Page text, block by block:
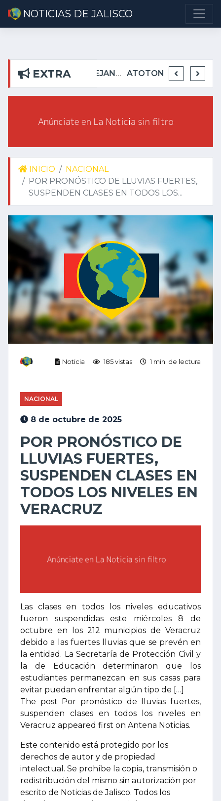
NOTICIAS DE JALISCO
EXTRA
DETIENEN EN TEUCHITLÁN A PRESUNTOS INTEGRANTES DE GRUPO DELICTIVO ATOTONILQUILLO INSEGURO Y AL VIRREY NO LE IMPORTA
INICIO
NACIONAL
POR PRONÓSTICO DE LLUVIAS FUERTES,
SUSPENDEN CLASES EN TODOS LOS...
Noticia 185 vistas 1 min. de lectura
NACIONAL
8 de octubre de 2025
POR PRONÓSTICO DE
LLUVIAS FUERTES,
SUSPENDEN CLASES EN
TODOS LOS NIVELES EN
VERACRUZ
Las clases en todos los niveles educativos
fueron suspendidas este miércoles 8 de
octubre en los 212 municipios de Veracruz
debido a las fuertes lluvias que se prevén en
la entidad. La Secretaría de Protección Civil y
la de Educación determinaron que los
estudiantes permanezcan en sus casas para
evitar puedan enfrentar algún tipo de […]
The post Por pronóstico de lluvias fuertes,
suspenden clases en todos los niveles en
Veracruz appeared first on Antena Noticias.
Este contenido está protegido por los
derechos de autor y de propiedad
intelectual. Se prohíbe la copia, transmisión o
redistribución del mismo sin autorización por
escrito de Noticias de Jalisco. Todos los